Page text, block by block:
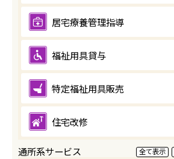
居宅療養管理指導
福祉用具貸与
特定福祉用具販売
住宅改修
通所系サービス 全て表示